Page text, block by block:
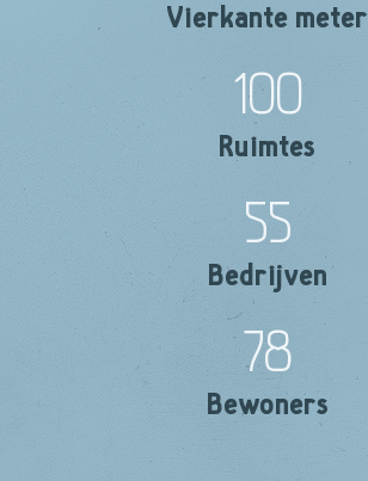
Vierkante meter
100
Ruimtes
55
Bedrijven
78
Bewoners